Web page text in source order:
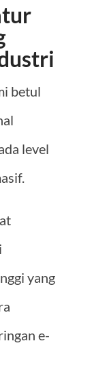
betul
level
yang
e-